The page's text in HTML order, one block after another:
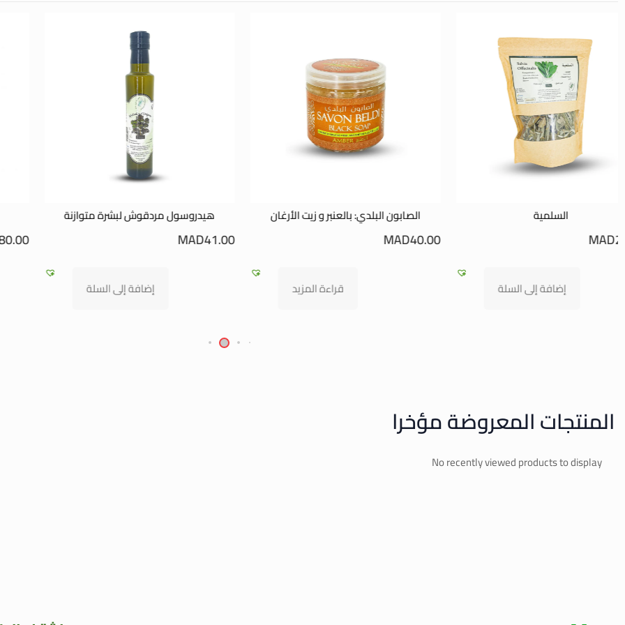
الصابون البلدي: بالعنبر و زيت الأرغان هيدروسول مردقوش لبشرة متوازنة قناع طين النيلة للعناية
المنتجات المعروضة مؤخرا
No recently viewed products to display